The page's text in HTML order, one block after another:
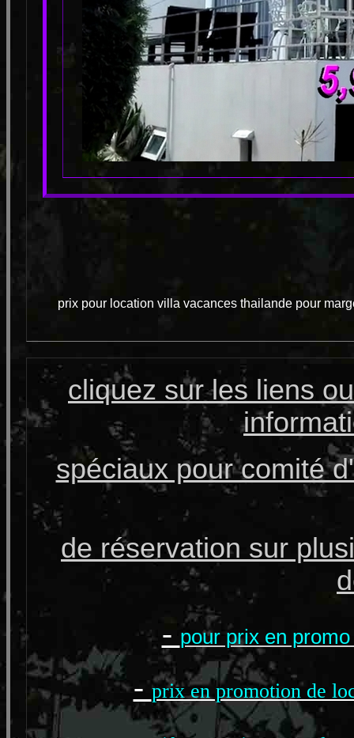
prix pour location villa vacances thailande pour
cliquez sur les liens
spéciaux pour comité
de réservation sur
- pour prix en
-prix en promotion de